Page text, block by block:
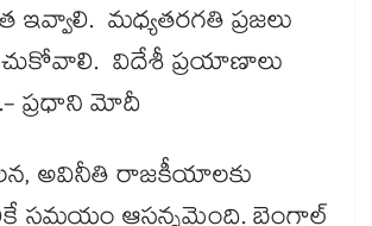
ఇవ్వాలి. మధ్యతరగతి ప్రజలు
విదేశీ ప్రయాణాలు
ప్రధాని మోదీ
అవినీతి రాజకీయాలకు